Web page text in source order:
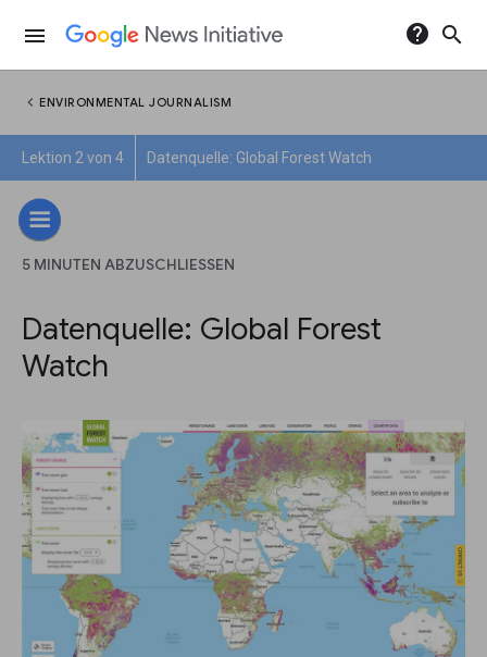
menu help search
chevron_left ENVIRONMENTAL JOURNALISM
Lektion 2 von 4 Datenquelle: Global Forest Watch
5 MINUTEN ABZUSCHLIESSEN
Datenquelle: Global Forest
Watch